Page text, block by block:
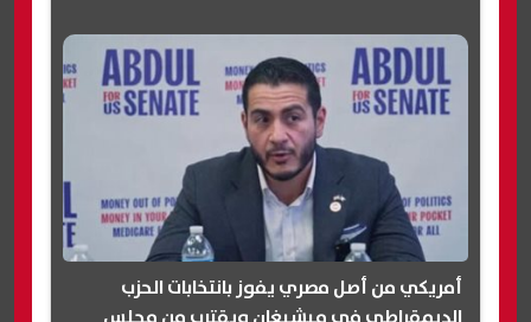
أمريكي من أصل مصري يفوز بانتخابات الحزب